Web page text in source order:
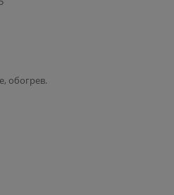
обогрев.